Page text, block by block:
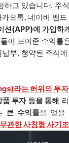
고 있습니다. 주
오톡, 네이버 밴
션(APP)에 가입하
이 보여준 수익률
부, 청약된 주식
라는 허위의 투
품 투자 등을 통해
큰 수익률을 얻을
관한 사칭형 사기